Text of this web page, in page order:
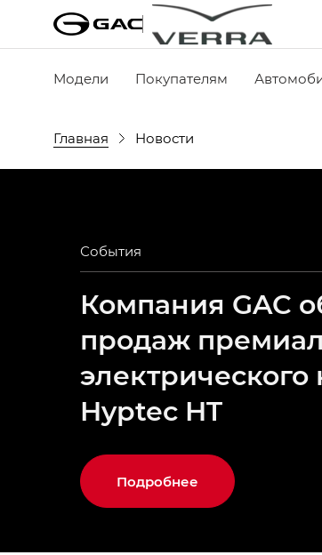
Модели Покупателям
Главная Новости
События
Компания GAC
продаж
электрического
Hyptec HT
Подробнее